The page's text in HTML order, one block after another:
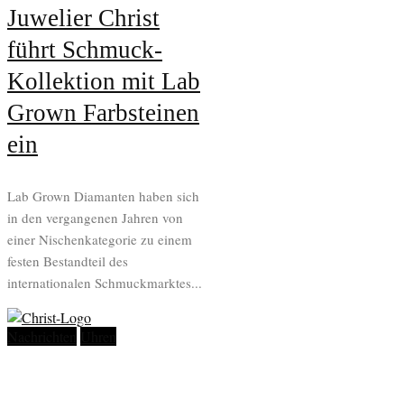
Juwelier Christ
führt Schmuck-
Kollektion mit Lab
Grown Farbsteinen
ein
Lab Grown Diamanten haben sich
in den vergangenen Jahren von
einer Nischenkategorie zu einem
festen Bestandteil des
internationalen Schmuckmarktes...